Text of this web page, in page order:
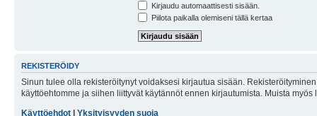
Kirjaudu automaattisesti sisään.
Piilota paikalla olemiseni tällä kertaa
REKISTERÖIDY
Sinun tulee olla rekisteröitynyt voidaksesi kirjautua sisään.
käyttöehtomme ja siihen liittyvät käytännöt ennen kirjautumista. Muista
Käyttöehdot
Yksityisyyden suoja